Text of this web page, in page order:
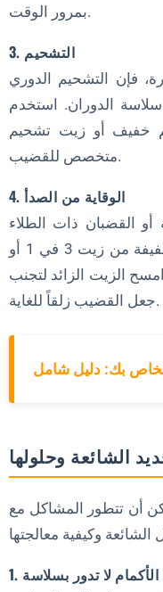
بمرور الوقت.
3. التشحيم
فإن التشحيم الدوري
الدوران. استخدم
خفيف أو زيت تشحيم
متخصص للقضيب.
4. الوقاية من الصدأ
أو القضبان ذات الطلاء
البالي، فإن التزييت العرضي بطبقة خفيفة من زيت 3 في 1 أو
الزيت الزائد لتجنب
جعل القضيب زلقاً للغاية.
بك: دليل شامل
الشائعة وحلولها
أن تتطور المشاكل مع
1. الأكمام لا تدور بسلاسة